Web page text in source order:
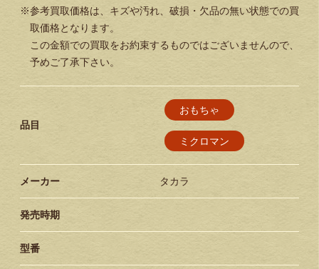
※参考買取価格は、キズや汚れ、破損・欠品の無い状態での買
取価格となります。
この金額での買取をお約束するものではございませんので、
予めご了承下さい。
品目
おもちゃ
ミクロマン
メーカー タカラ
発売時期
型番